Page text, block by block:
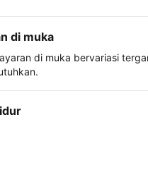
di muka
di muka bervariasi